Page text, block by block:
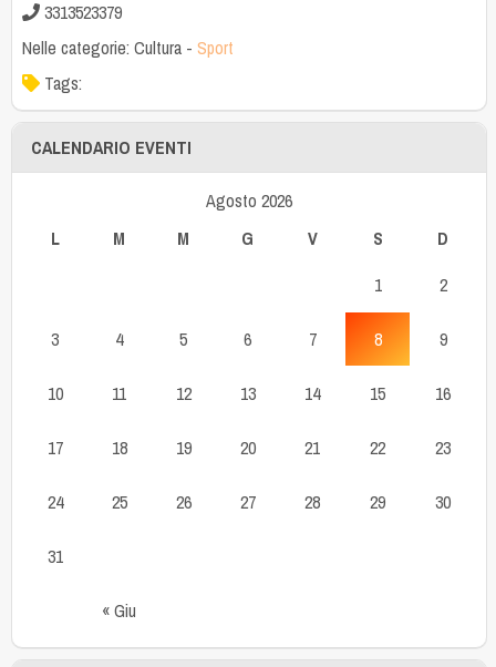
3313523379
Nelle categorie: Cultura- Sport
Tags:
CALENDARIO EVENTI
Agosto 2026
L
M M G V S D
« Giu
1 2
3 4 5 6 7 8 9
10 11 12 13 14 15 16
17 18 19 20 21 22 23
24 25 26 27 28 29 30
31